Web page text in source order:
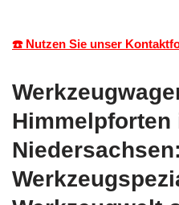
☎️ Nutzen Sie unser
Himmelpforten
Niedersachsen: